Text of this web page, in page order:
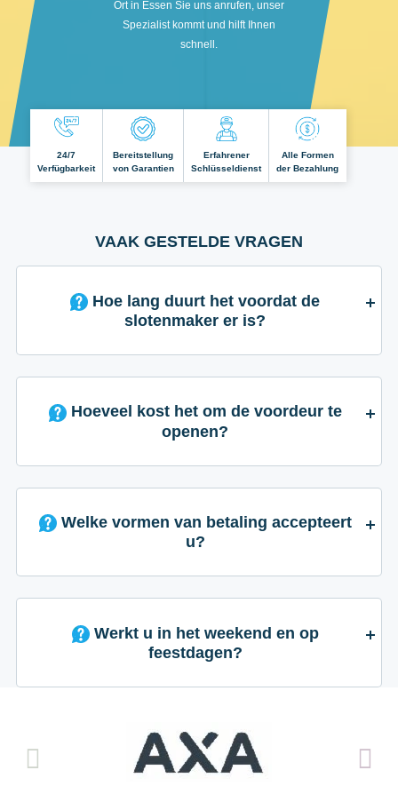
Ort in Essen Sie uns anrufen, unser
Spezialist kommt und hilft Ihnen
schnell.
24/7
Verfügbarkeit
Bereitstellung
von Garantien
Erfahrener
Schlüsseldienst
Alle Formen
der Bezahlung
VAAK GESTELDE VRAGEN
slotenmaker er is?
Hoeveel kost het om de voordeur te
openen?
Welke vormen van betaling accepteert
u?
Werkt u in het weekend en op
feestdagen?